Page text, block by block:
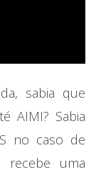
sabia que
AIMI? Sabia
no caso de
uma